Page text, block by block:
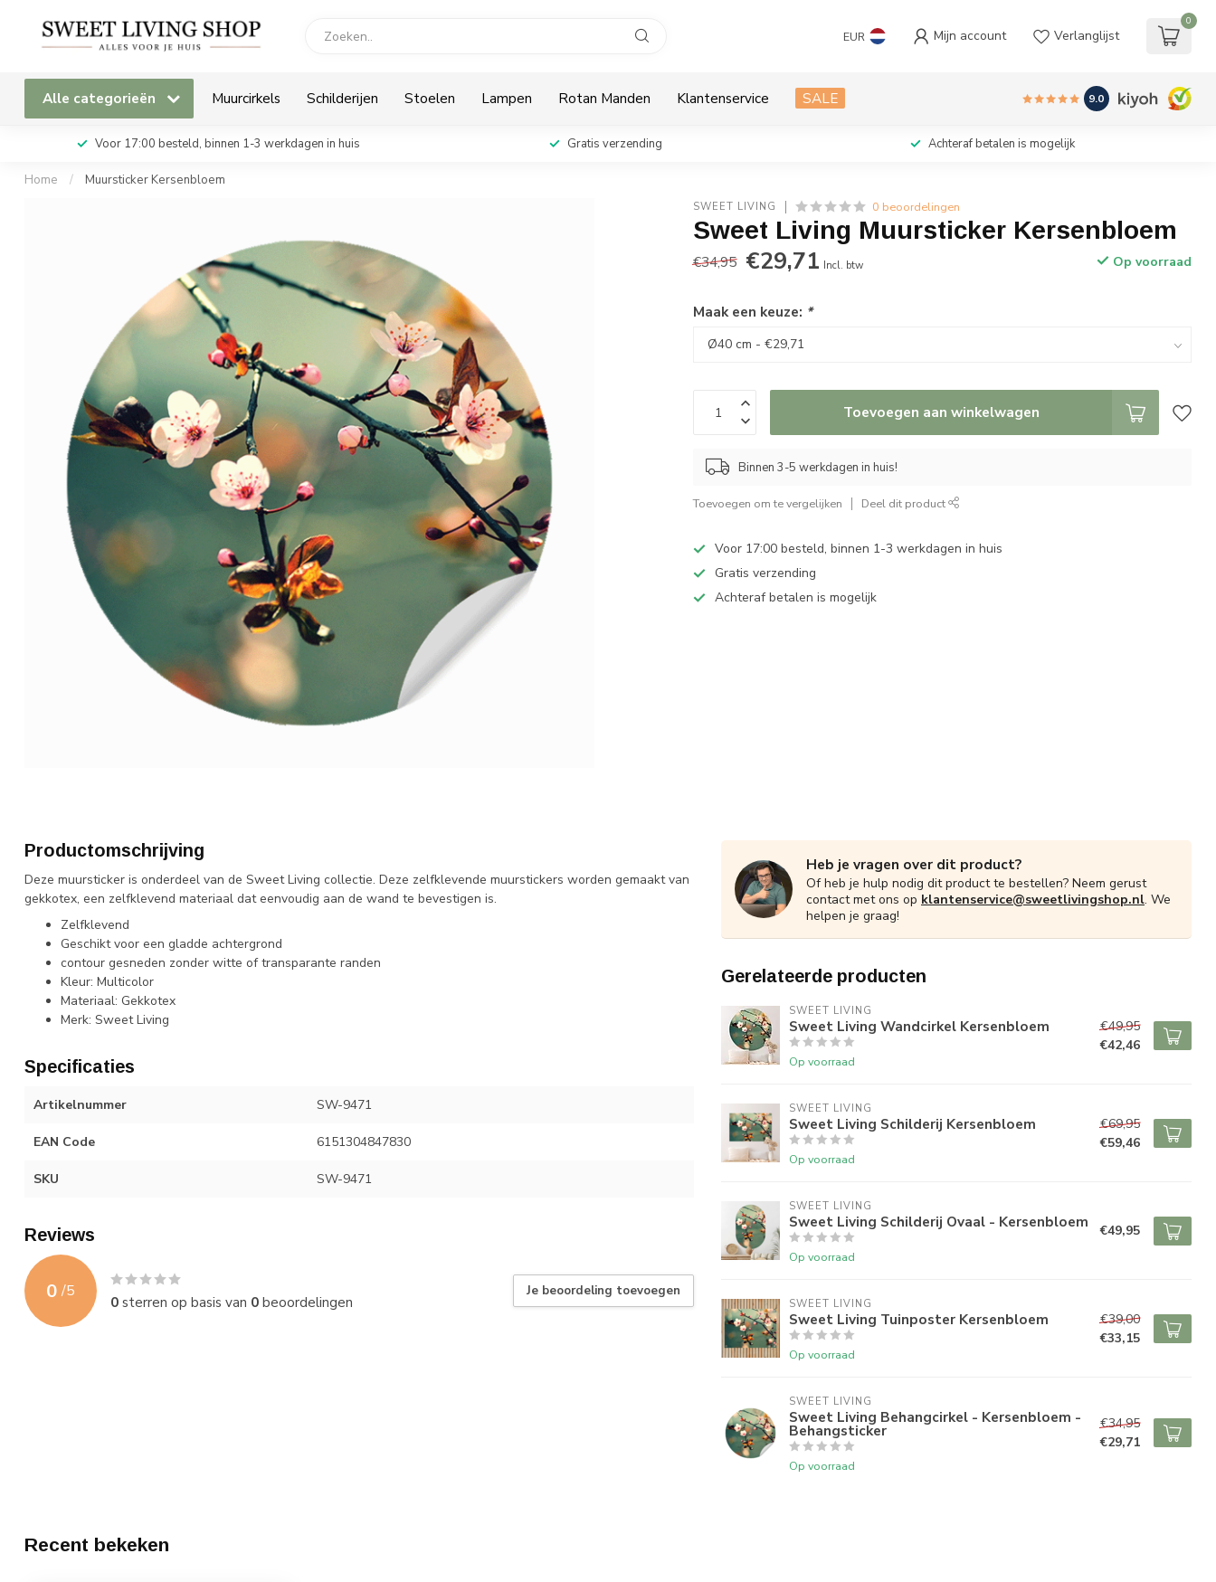
EUR Mijn account Verlanglijst
0
Alle categorieën Muurcirkels Schilderijen Stoelen Lampen Rotan Manden Klantenservice SALE 9.0
Voor 17:00 besteld, binnen 1-3 werkdagen in huis Gratis verzending Achteraf betalen is mogelijk
Home / Muursticker Kersenbloem
SWEET LIVING 0 beoordelingen
Sweet Living Muursticker Kersenbloem
€34,95 €29,71 Incl. btw Op voorraad
Maak een keuze: *
Toevoegen aan winkelwagen
Binnen 3-5 werkdagen in huis!
Toevoegen om te vergelijken Deel dit product
Voor 17:00 besteld, binnen 1-3 werkdagen in huis
Gratis verzending
Achteraf betalen is mogelijk
Productomschrijving
Deze muursticker is onderdeel van de Sweet Living collectie. Deze zelfklevende muurstickers worden gemaakt van
gekkotex, een zelfklevend materiaal dat eenvoudig aan de wand te bevestigen is.
Zelfklevend
Geschikt voor een gladde achtergrond
contour gesneden zonder witte of transparante randen
Kleur: Multicolor
Materiaal: Gekkotex
Merk: Sweet Living
Specificaties
Artikelnummer SW-9471
EAN Code 6151304847830
SKU SW-9471
Reviews
0 /5
0sterren op basis van 0beoordelingen
Je beoordeling toevoegen
Heb je vragen over dit product?
Of heb je hulp nodig dit product te bestellen? Neem gerust
contact met ons op klantenservice@sweetlivingshop.nl. We
helpen je graag!
Gerelateerde producten
SWEET LIVING
Sweet Living Wandcirkel Kersenbloem
Op voorraad
€49,95
€42,46
SWEET LIVING
Sweet Living Schilderij Kersenbloem
Op voorraad
€69,95
€59,46
SWEET LIVING
Sweet Living Schilderij Ovaal - Kersenbloem
Op voorraad
€49,95
SWEET LIVING
Sweet Living Tuinposter Kersenbloem
Op voorraad
€39,00
€33,15
SWEET LIVING
Sweet Living Behangcirkel - Kersenbloem -
Behangsticker
Op voorraad
€34,95
€29,71
Recent bekeken